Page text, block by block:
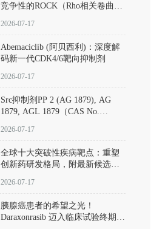
竞争性的ROCK（Rho相关卷曲螺
同等抑制ROCK1与ROCK2；其通
过精准嵌入激酶的ATP结合位点
发挥抑制作用，对ROCK1和
ROCK2的解离常数（Ki）分别为
140 nM和300 nM；在众多丝氨酸/
中，其靶向ROCK的选择性超过
200倍，凸显出优异的分子特异
2026-07-17
Abemaciclib (阿贝西利)：深度解
码新一代CDK4/6靶向抑制剂
2026-07-17
Src抑制剂PP 2 (AG 1879), AG
1879, AGL 1879（CAS No.
应用指南
2026-07-17
全球十大突破性疾病靶点：重塑
创新药研发格局，附最新候选分
2026-07-17
胰腺癌患者的希望之光！
Daraxonrasib 迈入临床试验终期阶